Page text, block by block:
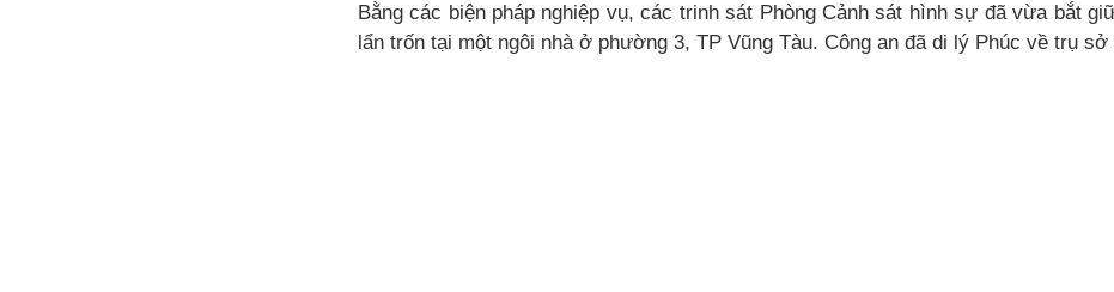
Bằng các biện pháp nghiệp vụ, các trinh sát Phòng Cảnh sát hình sự đã vừa bắt
lẩn trốn tại một ngôi nhà ở phường 3, TP Vũng Tàu. Công an đã di lý Phúc về trụ sở